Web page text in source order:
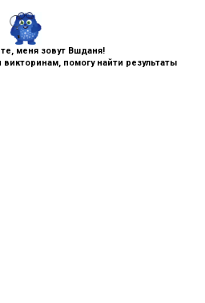
меня зовут Вшданя!
помогу найти результаты